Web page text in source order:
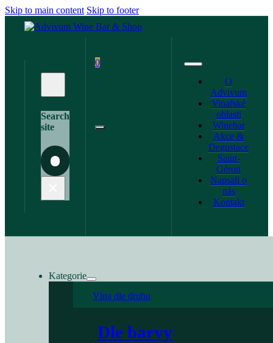
Skip to main content Skip to footer
Search
site
Search
0
O
Advivum
Vinařské
oblasti
Winebar
Akce &
Degustace
Saint-
Géron
Napsali o
nás
Kontakt
Kategorie
Vína dle druhu
Dle barvy